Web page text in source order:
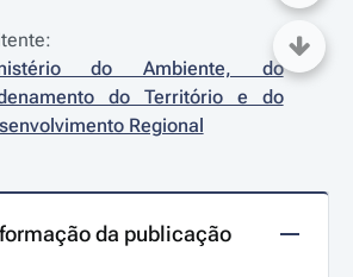
do Ambiente, do
do Território e do
Regional
da publicação